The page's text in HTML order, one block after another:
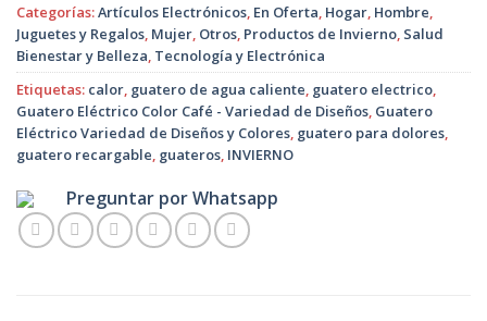
Categorías:Artículos Electrónicos, En Oferta, Hogar, Hombre,
Juguetes y Regalos, Mujer, Otros, Productos de Invierno, Salud
Bienestar y Belleza, Tecnología y Electrónica
Etiquetas: calor, guatero de agua caliente, guatero electrico,
Guatero Eléctrico Color Café - Variedad de Diseños, Guatero
Eléctrico Variedad de Diseños y Colores, guatero para dolores,
guatero recargable, guateros, INVIERNO
Preguntar por Whatsapp